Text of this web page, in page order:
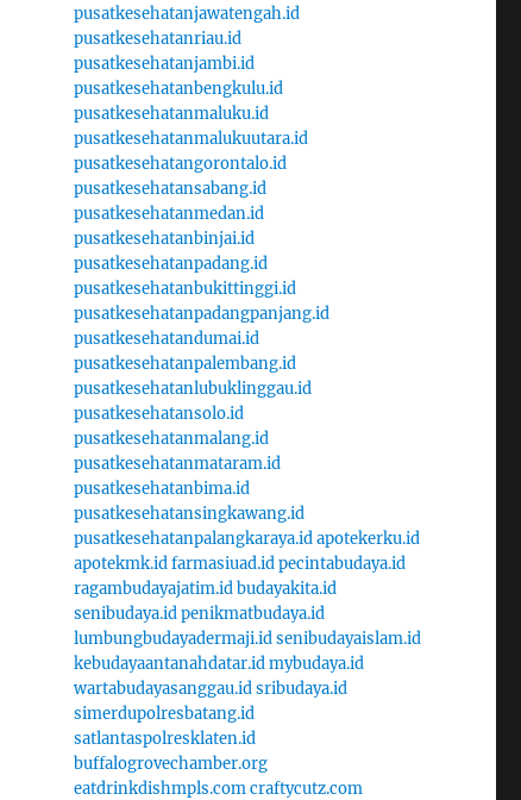
pusatkesehatanjawatengah.id
pusatkesehatanriau.id
pusatkesehatanjambi.id
pusatkesehatanbengkulu.id
pusatkesehatanmaluku.id
pusatkesehatanmalukuutara.id
pusatkesehatangorontalo.id
pusatkesehatansabang.id
pusatkesehatanmedan.id
pusatkesehatanbinjai.id
pusatkesehatanpadang.id
pusatkesehatanbukittinggi.id
pusatkesehatanpadangpanjang.id
pusatkesehatandumai.id
pusatkesehatanpalembang.id
pusatkesehatanlubuklinggau.id
pusatkesehatansolo.id
pusatkesehatanmalang.id
pusatkesehatanmataram.id
pusatkesehatanbima.id
pusatkesehatansingkawang.id
pusatkesehatanpalangkaraya.idapotekerku.id
apotekmk.idfarmasiuad.idpecintabudaya.id
ragambudayajatim.idbudayakita.id
senibudaya.idpenikmatbudaya.id
lumbungbudayadermaji.idsenibudayaislam.id
kebudayaantanahdatar.idmybudaya.id
wartabudayasanggau.idsribudaya.id
simerdupolresbatang.id
satlantaspolresklaten.id
buffalogrovechamber.org
eatdrinkdishmpls.comcraftycutz.com